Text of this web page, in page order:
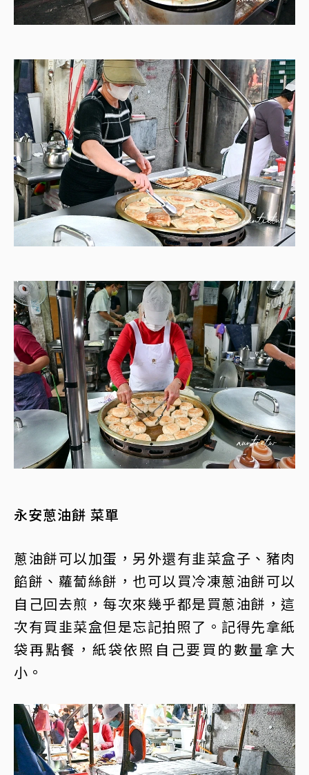
永安蔥油餅 菜單
蔥油餅可以加蛋，另外還有韭菜盒子、豬肉
餡餅、蘿蔔絲餅，也可以買冷凍蔥油餅可以
自己回去煎，每次來幾乎都是買蔥油餅，這
次有買韭菜盒但是忘記拍照了。記得先拿紙
袋再點餐，紙袋依照自己要買的數量拿大
小。